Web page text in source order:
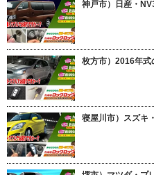
神戸市）日産・
枚方市）2016年式
寝屋川市）スズキ